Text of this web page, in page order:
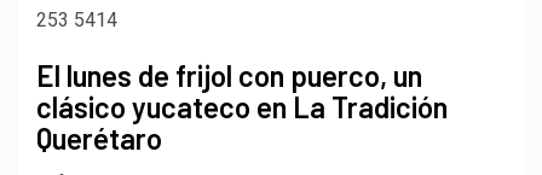
253 5414
El lunes de frijol con puerco, un
clásico yucateco en La Tradición
Querétaro